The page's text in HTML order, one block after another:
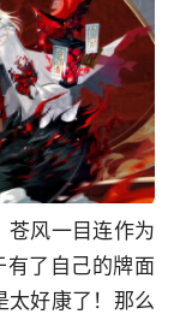
苍风一目连作为
有了自己的牌面
太好康了！那么